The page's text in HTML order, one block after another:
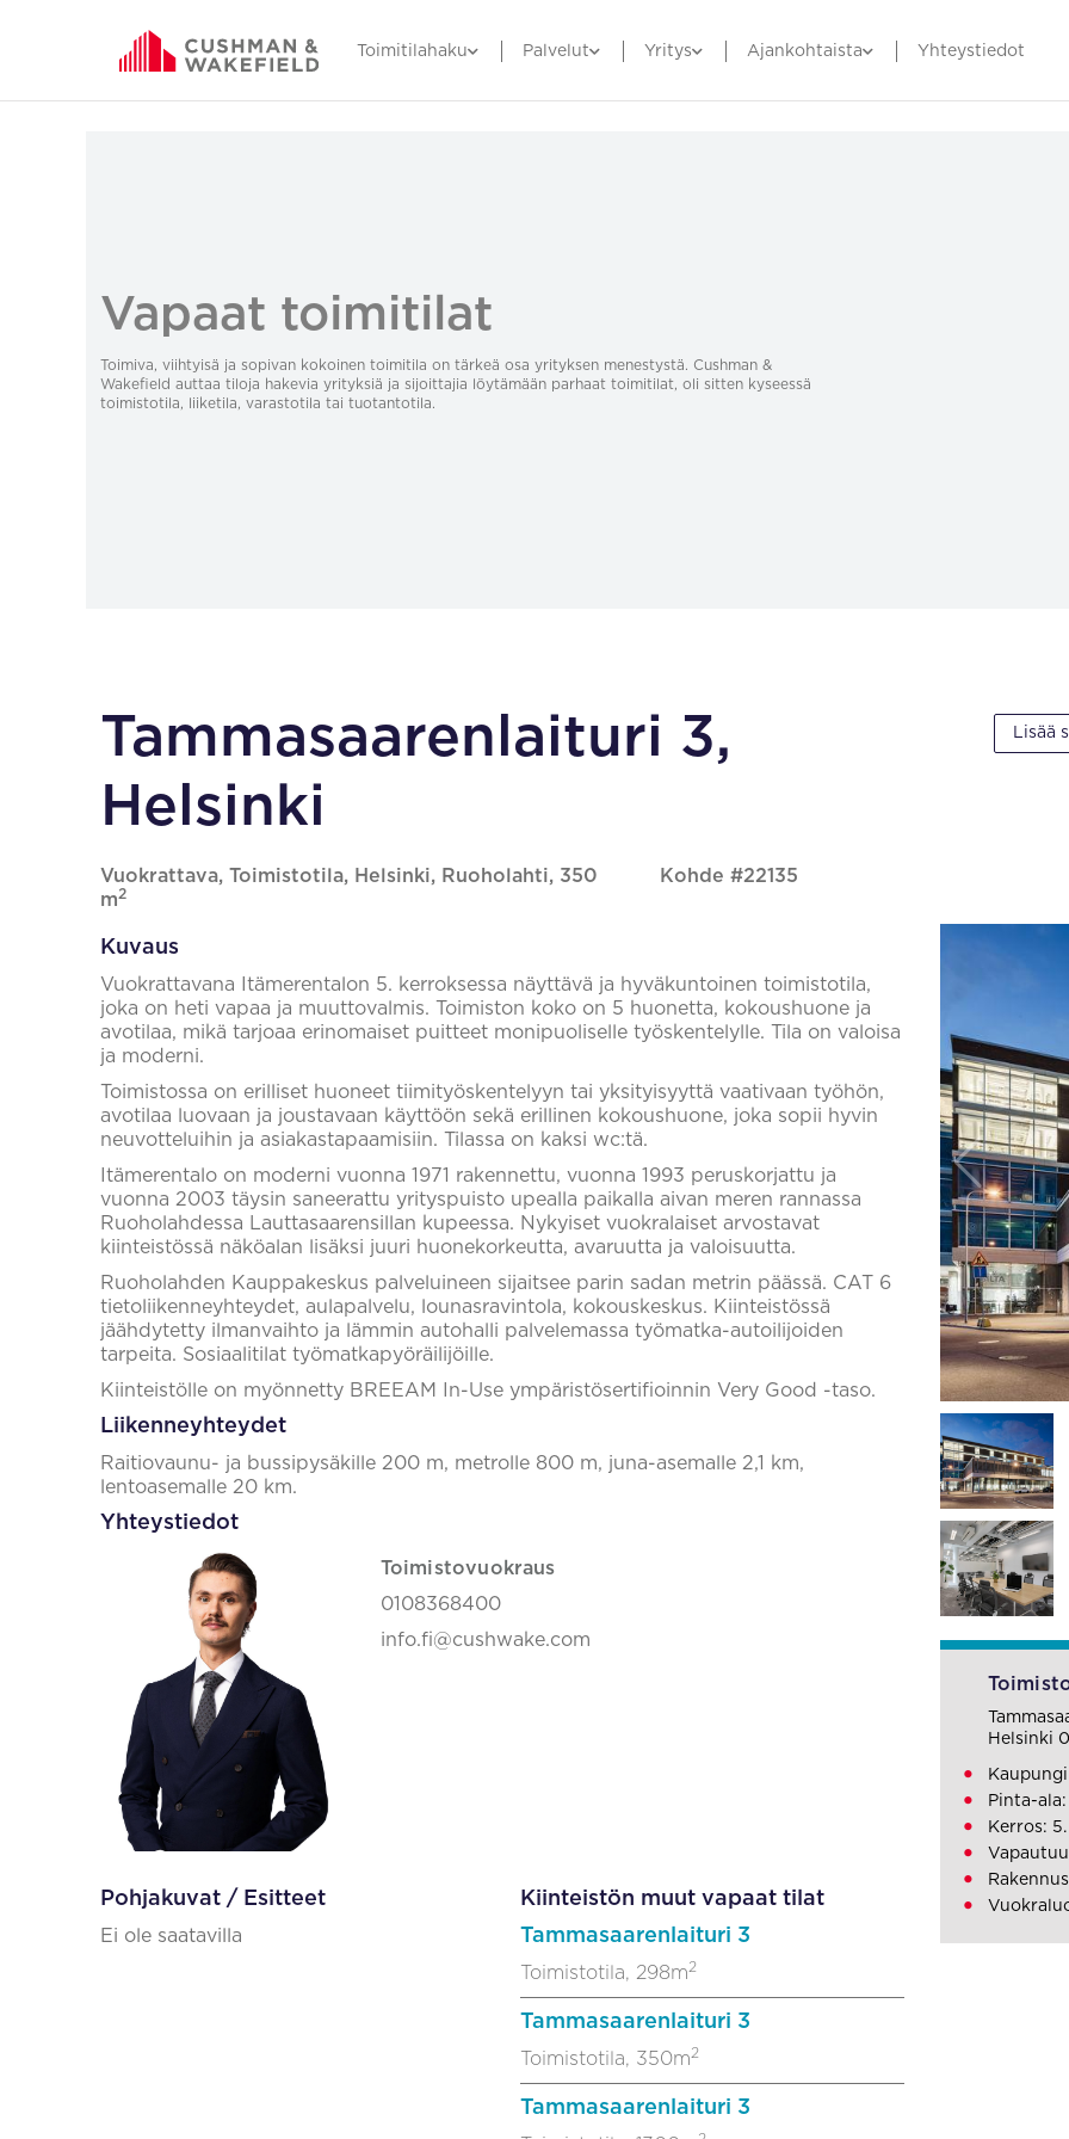
Toimitilahaku Palvelut Yritys Ajankohtaista Yhteystiedot
Vapaat toimitilat
Toimiva, viihtyisä ja sopivan kokoinen toimitila on tärkeä osa yrityksen menestystä. Cushman &
Wakefield auttaa tiloja hakevia yrityksiä ja sijoittajia löytämään parhaat toimitilat, oli sitten kyseessä
toimistotila, liiketila, varastotila tai tuotantotila.
Tammasaarenlaituri 3,
Helsinki
Vuokrattava, Toimistotila, Helsinki, Ruoholahti, 350
m2
Kohde #22135
Lisää
Kuvaus
Vuokrattavana Itämerentalon 5. kerroksessa näyttävä ja hyväkuntoinen toimistotila,
joka on heti vapaa ja muuttovalmis. Toimiston koko on 5 huonetta, kokoushuone ja
avotilaa, mikä tarjoaa erinomaiset puitteet monipuoliselle työskentelylle. Tila on valoisa
ja moderni.
Toimistossa on erilliset huoneet tiimityöskentelyyn tai yksityisyyttä vaativaan työhön,
avotilaa luovaan ja joustavaan käyttöön sekä erillinen kokoushuone, joka sopii hyvin
neuvotteluihin ja asiakastapaamisiin. Tilassa on kaksi wc:tä.
Itämerentalo on moderni vuonna 1971 rakennettu, vuonna 1993 peruskorjattu ja
vuonna 2003 täysin saneerattu yrityspuisto upealla paikalla aivan meren rannassa
Ruoholahdessa Lauttasaarensillan kupeessa. Nykyiset vuokralaiset arvostavat
kiinteistössä näköalan lisäksi juuri huonekorkeutta, avaruutta ja valoisuutta.
Ruoholahden Kauppakeskus palveluineen sijaitsee parin sadan metrin päässä. CAT 6
tietoliikenneyhteydet, aulapalvelu, lounasravintola, kokouskeskus. Kiinteistössä
jäähdytetty ilmanvaihto ja lämmin autohalli palvelemassa työmatka-autoilijoiden
tarpeita. Sosiaalitilat työmatkapyöräilijöille.
Kiinteistölle on myönnetty BREEAM In-Use ympäristösertifioinnin Very Good -taso.
Liikenneyhteydet
Raitiovaunu- ja bussipysäkille 200 m, metrolle 800 m, juna-asemalle 2,1 km,
lentoasemalle 20 km.
Yhteystiedot
Toimistovuokraus
0108368400
info.fi@cushwake.com
Pohjakuvat / Esitteet
Ei ole saatavilla
Kiinteistön muut vapaat tilat
Tammasaarenlaituri 3
Toimistotila, 298m2
Tammasaarenlaituri 3
Toimistotila, 350m2
Tammasaarenlaituri 3
Helsinki
Pinta-
Kerros: